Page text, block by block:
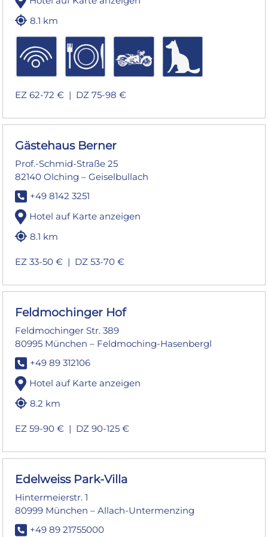
8.1 km
EZ 62-72 € | DZ 75-98 €
Gästehaus Berner
Prof.-Schmid-Straße 25
82140 Olching – Geiselbullach
+49 8142 3251
Hotel auf Karte anzeigen
8.1 km
EZ 33-50 € | DZ 53-70 €
Feldmochinger Hof
Feldmochinger Str. 389
80995 München – Feldmoching-Hasenbergl
+49 89 312106
Hotel auf Karte anzeigen
8.2 km
EZ 59-90 € | DZ 90-125 €
Edelweiss Park-Villa
Hintermeierstr. 1
80999 München – Allach-Untermenzing
+49 89 21755000